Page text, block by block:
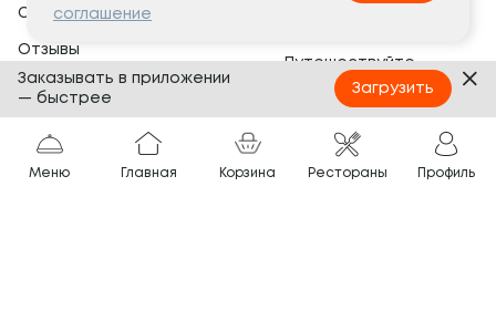
Сертификаты
Отзывы
Банкеты
Вопросы и ответы
Путешествуйте
с ТОКИО-CITY
Партнёрам
Франшиза
Меню Главная Корзина Рестораны Профиль
соглашение
Заказывать в приложении
— быстрее
Загрузить